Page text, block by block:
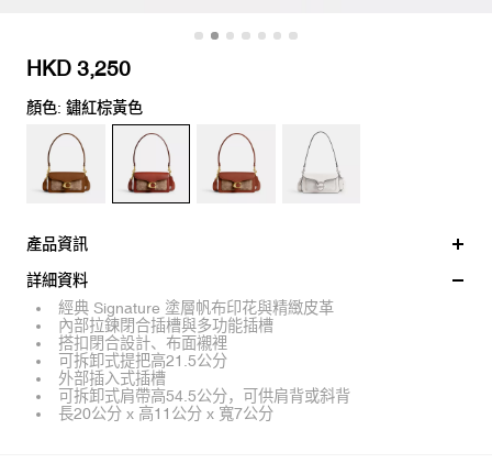
HKD 3,250
顏色: 鏽紅棕黃色
產品資訊
詳細資料
經典 Signature 塗層帆布印花與精緻皮革
內部拉鍊閉合插槽與多功能插槽
搭扣閉合設計、布面襯裡
可拆卸式提把高21.5公分
外部插入式插槽
可拆卸式肩帶高54.5公分，可供肩背或斜背
長20公分 x 高11公分 x 寬7公分